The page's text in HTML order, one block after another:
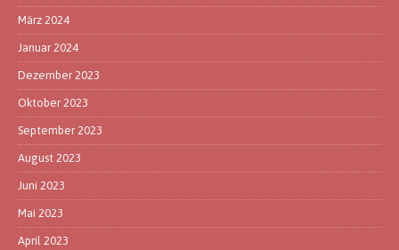
März 2024
Januar 2024
Dezember 2023
Oktober 2023
September 2023
August 2023
Juni 2023
Mai 2023
April 2023